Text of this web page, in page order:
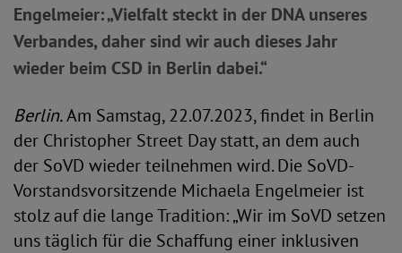
Engelmeier: „Vielfalt steckt in der DNA unseres
Verbandes, daher sind wir auch dieses Jahr
wieder beim CSD in Berlin dabei.“
Berlin.Am Samstag, 22.07.2023, findet in Berlin
der Christopher Street Day statt, an dem auch
der SoVD wieder teilnehmen wird. Die SoVD-
Vorstandsvorsitzende Michaela Engelmeier ist
stolz auf die lange Tradition: „Wir im SoVD setzen
uns täglich für die Schaffung einer inklusiven